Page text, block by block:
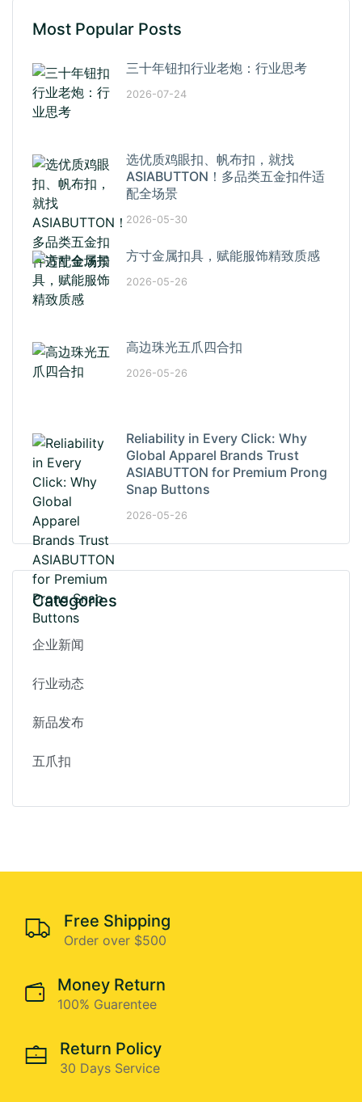
Most Popular Posts
三十年钮扣行业老炮：行业思考
2026-07-24
选优质鸡眼扣、帆布扣，就找
ASIABUTTON！多品类五金扣件适
配全场景
2026-05-30
方寸金属扣具，赋能服饰精致质感
2026-05-26
高边珠光五爪四合扣
2026-05-26
Reliability in Every Click: Why
Global Apparel Brands Trust
ASIABUTTON for Premium Prong
Snap Buttons
2026-05-26
Categories
企业新闻
行业动态
新品发布
五爪扣
Free Shipping
Order over $500
Money Return
100% Guarentee
Return Policy
30 Days Service